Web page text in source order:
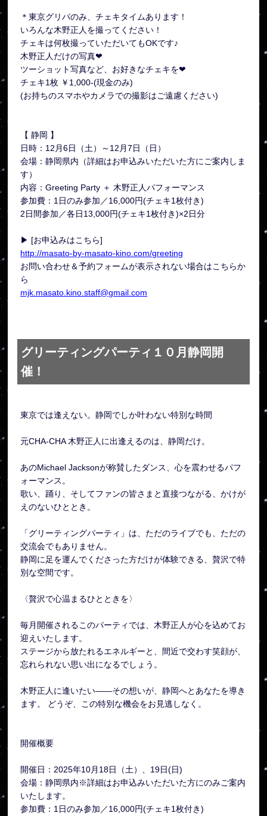
＊東京グリパのみ、チェキタイムあります！
いろんな木野正人を撮ってください！
チェキは何枚撮っていただいてもOKです♪
木野正人だけの写真❤
ツーショット写真など、お好きなチェキを❤︎
チェキ1枚 ￥1,000-(現金のみ)
(お持ちのスマホやカメラでの撮影はご遠慮ください)
【 静岡 】
日時：12月6日（土）～12月7日（日）
会場：静岡県内（詳細はお申込みいただいた方にご案内しま
す）
内容：Greeting Party ＋ 木野正人パフォーマンス
参加費：1日のみ参加／16,000円(チェキ1枚付き)
2日間参加／各日13,000円(チェキ1枚付き)×2日分
▶ [お申込みはこちら]
http://masato-by-masato-kino.com/greeting
お問い合わせ＆予約フォームが表示されない場合はこちらか
ら
mjk.masato.kino.staff@gmail.com
グリーティングパーティ１０月静岡開
催！
東京では逢えない。静岡でしか叶わない特別な時間
元CHA-CHA 木野正人に出逢えるのは、静岡だけ。
あのMichael Jacksonが称賛したダンス、心を震わせるパフ
ォーマンス。
歌い、踊り、そしてファンの皆さまと直接つながる、かけが
えのないひととき。
「グリーティングパーティ」は、ただのライブでも、ただの
交流会でもありません。
静岡に足を運んでくださった方だけが体験できる、贅沢で特
別な空間です。
〈贅沢で心温まるひとときを〉
毎月開催されるこのパーティでは、木野正人が心を込めてお
迎えいたします。
ステージから放たれるエネルギーと、間近で交わす笑顔が、
忘れられない思い出になるでしょう。
木野正人に逢いたい――その想いが、静岡へとあなたを導き
ます。 どうぞ、この特別な機会をお見逃しなく。
開催概要
開催日：2025年10月18日（土）、19日(日)
会場：静岡県内※詳細はお申込みいただいた方にのみご案内
いたします。
参加費：1日のみ参加／16,000円(チェキ1枚付き)